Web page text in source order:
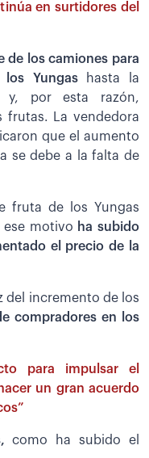
en surtidores del
de los camiones para
Yungas
hasta la
y, por esta razón,
frutas. La vendedora
que el aumento
se debe a la falta de
fruta de los Yungas
ese motivo ha subido
el precio de la
del incremento de los
compradores en los
para impulsar el
un gran acuerdo
como ha subido el